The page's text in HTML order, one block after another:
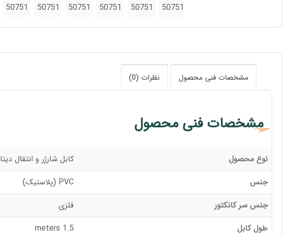
مشخصات فنی محصول نظرات (0)
مشخصات فنی محصول
نوع محصول
کابل شارژر و انتقال دیتا
جنس
PVC (پلاستیک)
جنس سر کانکتور
فلزی
طول کابل
1.5 meters